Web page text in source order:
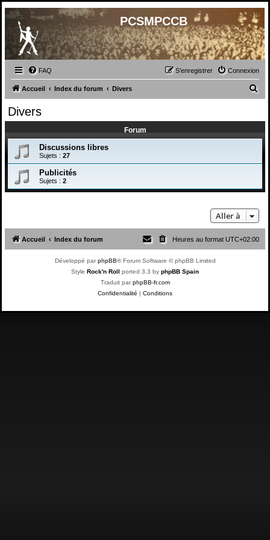
PCSMPCCB
FAQ Connexion
S’enregistrer
Accueil Index du forum Divers
h
Divers
Forum
Discussions libres
Sujets : 27
Publicités
Sujets : 2
Aller à
Accueil Index du forum Heures au format UTC+02:00
Développé parphpBB® Forum Software © phpBB Limited
Style Rock'n Roll ported 3.3 by phpBB Spain
Traduit parphpBB-fr.com
Confidentialité | Conditions